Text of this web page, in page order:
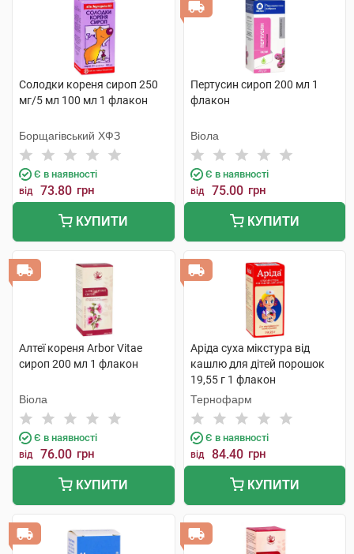
Солодки кореня сироп 250
мг/5 мл 100 мл 1 флакон
Борщагівський ХФЗ
Є в наявності
від 73.80 грн
КУПИТИ
Пертусин сироп 200 мл 1
флакон
Віола
Є в наявності
від 75.00 грн
КУПИТИ
Алтеї кореня Arbor Vitae
сироп 200 мл 1 флакон
Віола
Є в наявності
від 76.00 грн
КУПИТИ
Аріда суха мікстура від
кашлю для дітей порошок
19,55 г 1 флакон
Тернофарм
Є в наявності
від 84.40 грн
КУПИТИ